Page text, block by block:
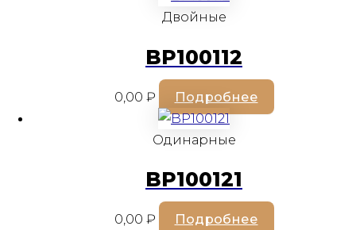
Двойные
BP100112
0,00 ₽ Подробнее
Одинарные
BP100121
0,00 ₽ Подробнее